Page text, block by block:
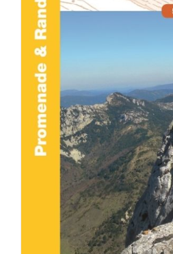
ACHETER LE PRODUIT